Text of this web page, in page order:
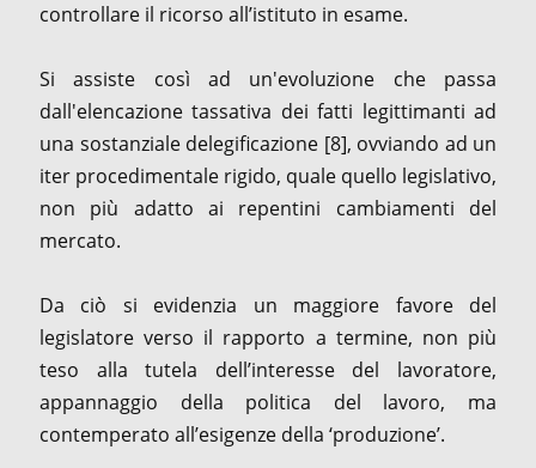
controllare il ricorso all’istituto in esame.
Si assiste così ad un'evoluzione che passa
dall'elencazione tassativa dei fatti legittimanti ad
una sostanziale delegificazione [8], ovviando ad un
iter procedimentale rigido, quale quello legislativo,
non più adatto ai repentini cambiamenti del
mercato.
Da ciò si evidenzia un maggiore favore del
legislatore verso il rapporto a termine, non più
teso alla tutela dell’interesse del lavoratore,
appannaggio della politica del lavoro, ma
contemperato all’esigenze della ‘produzione’.